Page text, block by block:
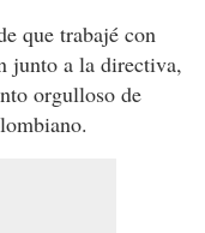
que trabajé con
junto a la directiva,
orgulloso de